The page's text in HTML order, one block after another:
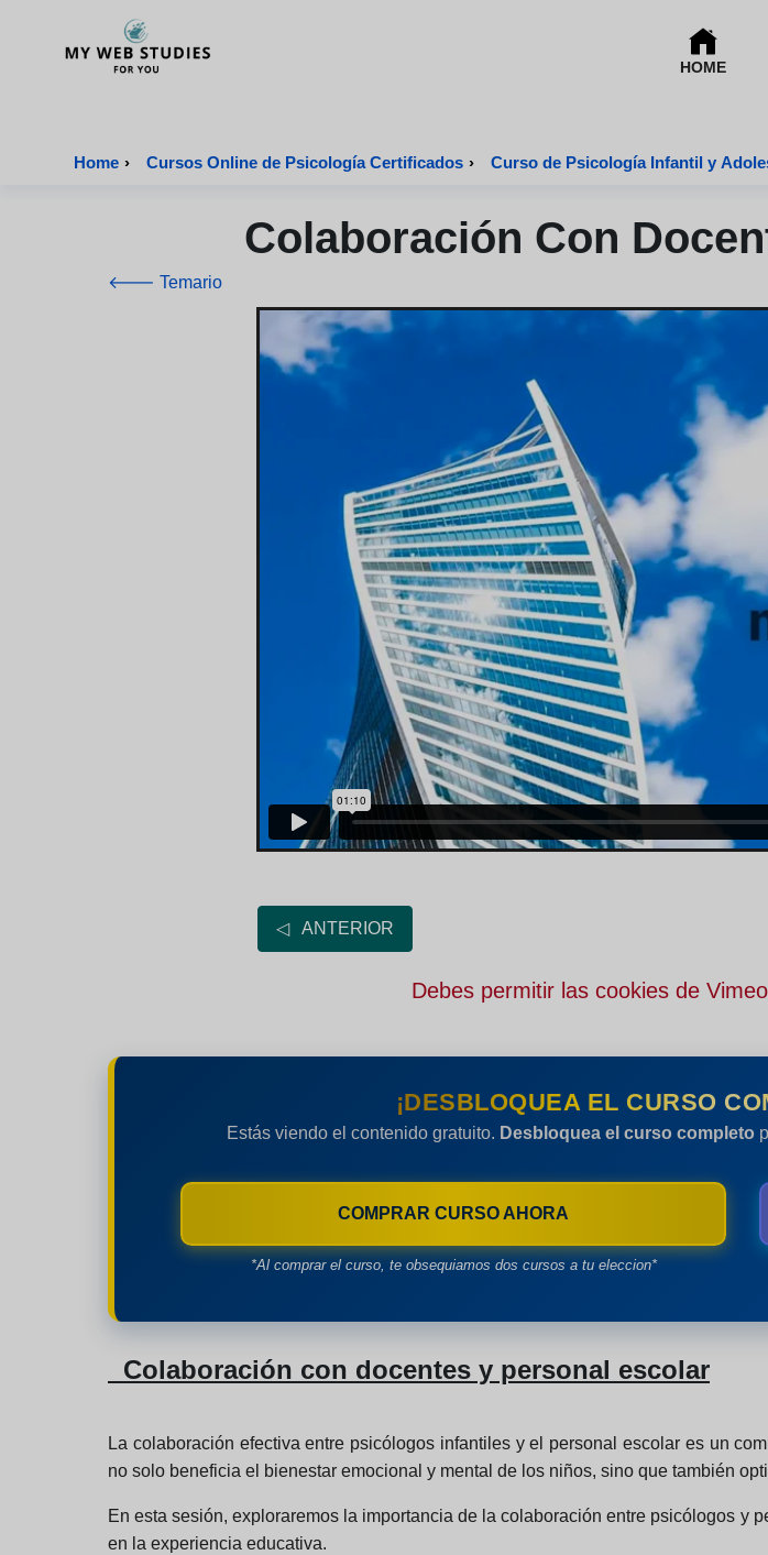
HOME
Home › Cursos Online de Psicología Certificados › Curso de Psicología Infantil y
Colaboración Con
🡐 Temario
◁ ANTERIOR
Debes permitir las cookies de
¡DESBLOQUEA EL CURSO
Estás viendo el contenido gratuito. Desbloquea el curso completo
COMPRAR CURSO AHORA
*Al comprar el curso, te obsequiamos dos cursos a tu eleccion*
Colaboración con docentes y personal escolar
La colaboración efectiva entre psicólogos infantiles y el personal escolar es un
no solo beneficia el bienestar emocional y mental de los niños, sino que también
En esta sesión, exploraremos la importancia de la colaboración entre psicólogos y
en la experiencia educativa.